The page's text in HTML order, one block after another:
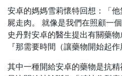
安卓的媽媽雪莉懷特回想：「
屍走肉。 就像是我們在照顧一
史丹對安卓的醫生提出有關藥
『那需要時間（讓藥物開始起作
其中一種開給安卓的藥物是抗